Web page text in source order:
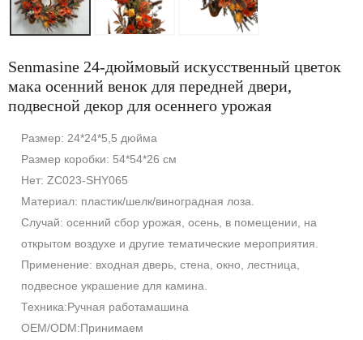
Senmasine 24-дюймовый искусственный цветок
мака осенний венок для передней двери,
подвесной декор для осеннего урожая
Размер: 24*24*5,5 дюйма
Размер коробки: 54*54*26 см
Нет: ZC023-SHY065
Материал: пластик/шелк/виноградная лоза.
Случай: осенний сбор урожая, осень, в помещении, на
открытом воздухе и другие тематические мероприятия.
Применение: входная дверь, стена, окно, лестница,
подвесное украшение для камина.
Техника:Ручная работамашина
OEM/ODM:Принимаем